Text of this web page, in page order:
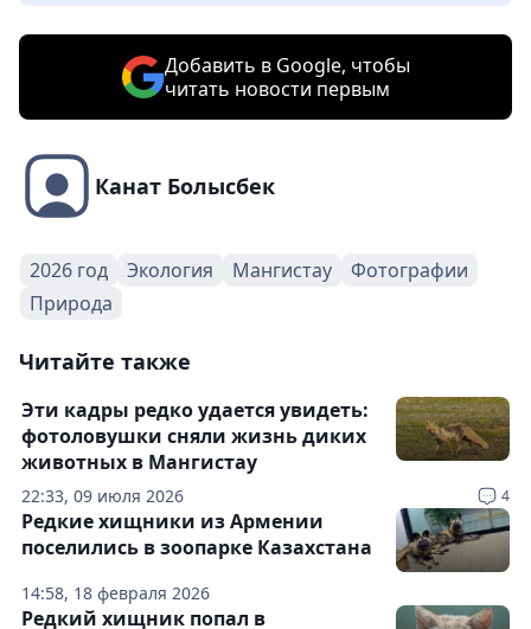
Добавить в Google, чтобы
читать новости первым
Канат Болысбек
2026 год Экология Мангистау
Фотографии
Природа
Читайте также
22:33, 09 июля 2026 4
Эти кадры редко удается увидеть:
фотоловушки сняли жизнь диких
животных в Мангистау
14:58, 18 февраля 2026
Редкие хищники из Армении
поселились в зоопарке Казахстана
Редкий хищник попал в